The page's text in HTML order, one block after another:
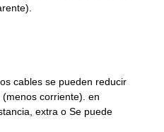
cables se pueden reducir
corriente). en
extra o Se puede